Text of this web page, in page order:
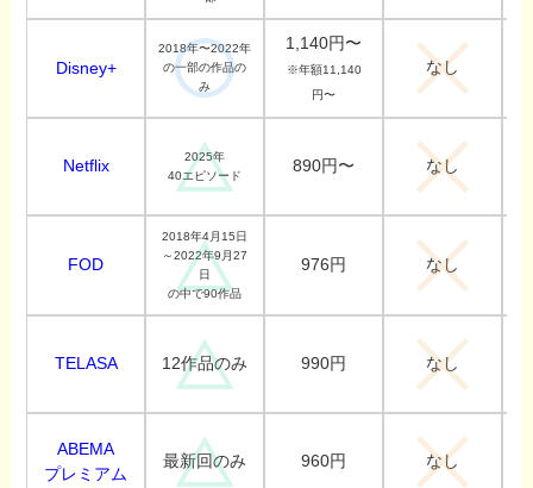
Disney+
2018年〜2022年
の一部の作品の
み
1,140円〜
※年額11,140
円〜
なし
Netflix
2025年
40エピソード
890円〜 なし
FOD
2018年4月15日
～2022年9月27
日
の中で90作品
976円 なし
TELASA 12作品のみ 990円 なし
ABEMA
プレミアム
最新回のみ 960円 なし